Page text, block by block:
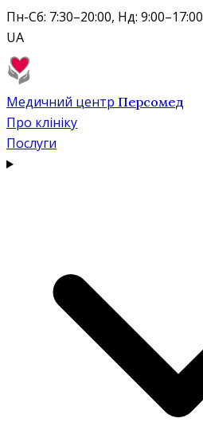
Пн-Сб: 7:30–20:00, Нд: 9:00–17:00
UA
Медичний центр Персомед
Про клініку
Послуги